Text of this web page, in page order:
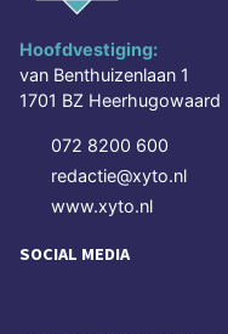
Hoofdvestiging:
van Benthuizenlaan 1
1701 BZ Heerhugowaard
072 8200 600
redactie@xyto.nl
www.xyto.nl
SOCIAL MEDIA